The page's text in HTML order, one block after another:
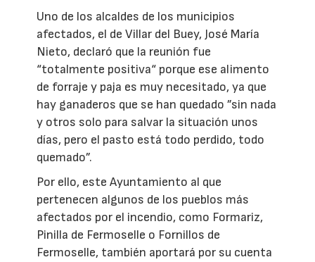
Uno de los alcaldes de los municipios
afectados, el de Villar del Buey, José María
Nieto, declaró que la reunión fue
“totalmente positiva“ porque ese alimento
de forraje y paja es muy necesitado, ya que
hay ganaderos que se han quedado ”sin nada
y otros solo para salvar la situación unos
días, pero el pasto está todo perdido, todo
quemado”.
Por ello, este Ayuntamiento al que
pertenecen algunos de los pueblos más
afectados por el incendio, como Formariz,
Pinilla de Fermoselle o Fornillos de
Fermoselle, también aportará por su cuenta